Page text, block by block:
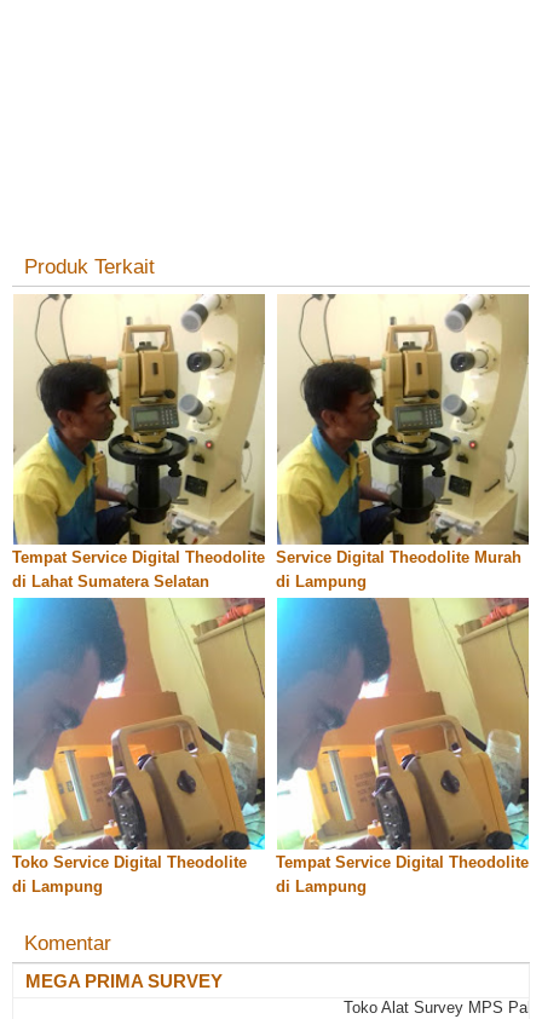
Produk Terkait
Tempat Service Digital Theodolite
di Lahat Sumatera Selatan
Service Digital Theodolite Murah
di Lampung
Toko Service Digital Theodolite
di Lampung
Tempat Service Digital Theodolite
di Lampung
Komentar
MEGA PRIMA SURVEY
Toko Alat Survey MPS